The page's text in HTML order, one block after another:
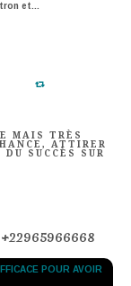
et...
MAIS TRÈS
ATTIRER
SUCCÈS SUR
+22965966668